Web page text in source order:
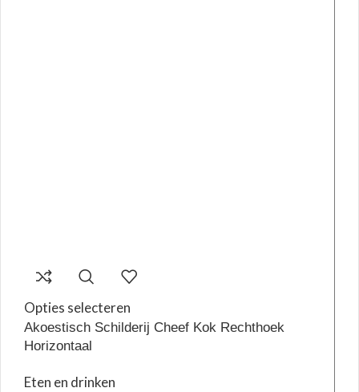
Opties selecteren
Akoestisch Schilderij Cheef Kok Rechthoek
Horizontaal
Eten en drinken